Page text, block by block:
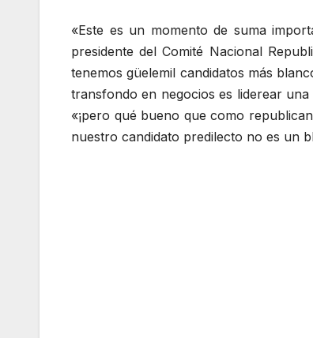
«Este es un momento de suma
presidente del Comité Nacional
tenemos güelemil candidatos más
transfondo en negocios es liderear
«¡pero qué bueno que como
nuestro candidato predilecto no es un